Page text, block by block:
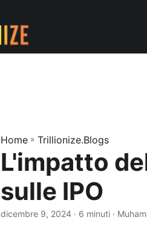
Home » Trillionize.Blogs
L'impatto
sulle IPO
dicembre 9, 2024 · 6 minuti ·